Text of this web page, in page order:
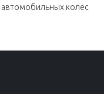
автомобильных колес